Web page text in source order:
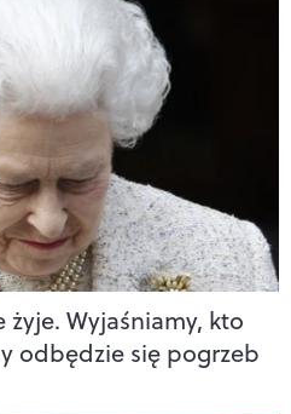
Wyjaśniamy, kto
odbędzie się pogrzeb